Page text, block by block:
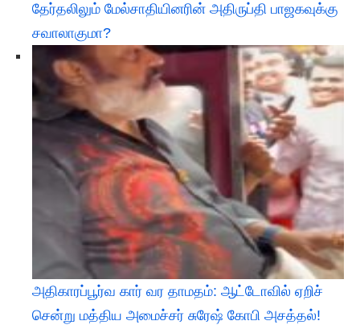
தேர்தலிலும் மேல்சாதியினரின் அதிருப்தி பாஜகவுக்கு
சவாலாகுமா?
அதிகாரப்பூர்வ கார் வர தாமதம்: ஆட்டோவில் ஏறிச்
சென்று மத்திய அமைச்சர் சுரேஷ் கோபி அசத்தல்!